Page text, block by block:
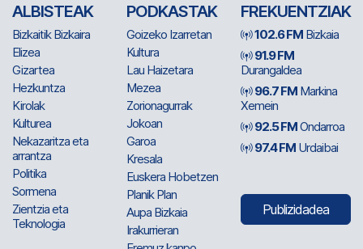
ALBISTEAK
Bizkaitik Bizkaira
Elizea
Gizartea
Hezkuntza
Kirolak
Kulturea
Nekazaritza eta
arrantza
Politika
Sormena
Zientzia eta
Teknologia
PODKASTAK
Goizeko Izarretan
Kultura
Lau Haizetara
Mezea
Zorionagurrak
Jokoan
Garoa
Kresala
Euskera Hobetzen
Planik Plan
Aupa Bizkaia
Irakurrieran
FREKUENTZIAK
102.6 FM Bizkaia
91.9 FM
Durangaldea
96.7 FM Markina
Xemein
92.5 FMOndarroa
97.4 FM Urdaibai
Publizidadea